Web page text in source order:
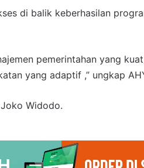
di balik keberhasilan
pemerintahan yang
yang adaptif ,” ungkap
Widodo.